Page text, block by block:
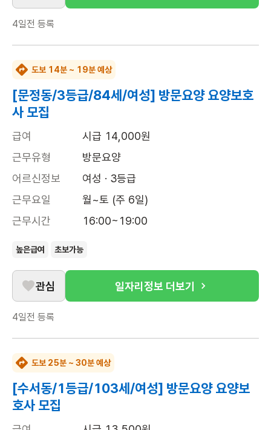
4일전 등록
도보 14분 ~ 19분 예상
[문정동/3등급/84세/여성] 방문요양 요양보호
사 모집
급여
시급 14,000원
근무유형
방문요양
어르신정보
여성 · 3등급
근무요일
월~토 (주 6일)
근무시간
16:00~19:00
높은급여 초보가능
관심 일자리정보 더보기
4일전 등록
도보 25분 ~ 30분 예상
[수서동/1등급/103세/여성] 방문요양 요양보
호사 모집